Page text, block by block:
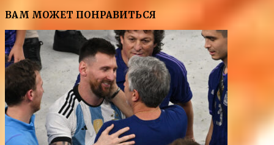
ВАМ МОЖЕТ ПОНРАВИТЬСЯ